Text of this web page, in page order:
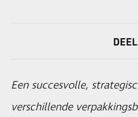
Een succesvolle,
verschillende